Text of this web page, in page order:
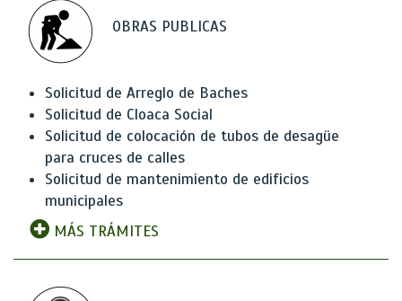
OBRAS PUBLICAS
Solicitud de Arreglo de Baches
Solicitud de Cloaca Social
Solicitud de colocación de tubos de desagüe
para cruces de calles
Solicitud de mantenimiento de edificios
municipales
MÁS TRÁMITES